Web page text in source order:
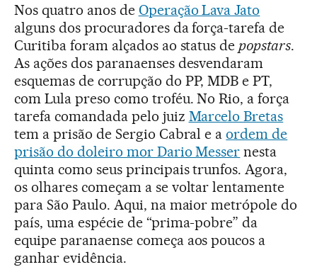
Nos quatro anos de Operação Lava Jato
alguns dos procuradores da força-tarefa de
Curitiba foram alçados ao status de popstars.
As ações dos paranaenses desvendaram
esquemas de corrupção do PP, MDB e PT,
com Lula preso como troféu. No Rio, a força
tarefa comandada pelo juiz Marcelo Bretas
tem a prisão de Sergio Cabral e aordem de
prisão do doleiro mor Dario Messer nesta
quinta como seus principais trunfos. Agora,
os olhares começam a se voltar lentamente
para São Paulo. Aqui, na maior metrópole do
país, uma espécie de “prima-pobre” da
equipe paranaense começa aos poucos a
ganhar evidência.